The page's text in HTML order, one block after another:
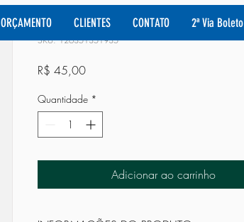
Sou um produto.
SKU: 126351351935
R$ 45,00Preço
Quantidade *
Adicionar ao carrinho
ORÇAMENTO CLIENTES CONTATO 2ª Via Boleto